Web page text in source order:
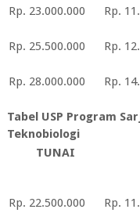
Rp. 23.000.000 Rp.
Rp. 25.500.000 Rp.
Rp. 28.000.000 Rp.
Tabel USP Program
Teknobiologi
TUNAI
Rp. 22.500.000
Rp.